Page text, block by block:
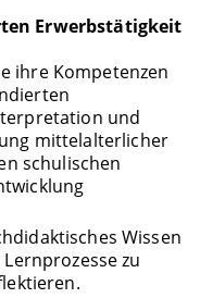
Erwerbstätigkeit
ihre Kompetenzen
und
mittelalterlicher
schulischen
Wissen
zu